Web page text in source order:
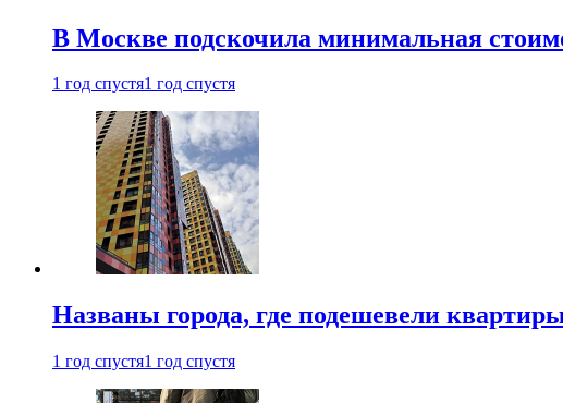
В Москве подскочила минимальная
1 год спустя1 год спустя
Названы города, где подешевели
1 год спустя1 год спустя